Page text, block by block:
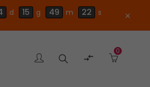
d 15 g 49 m 21 s close
Szukaj 
0